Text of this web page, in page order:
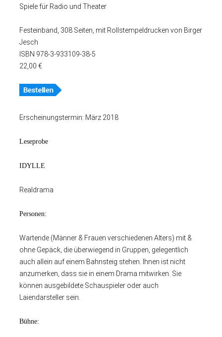
Spiele für Radio und Theater
Festeinband, 308 Seiten, mit Rollstempeldrucken von Birger
Jesch
ISBN 978-3-933109-38-5
22,00 €
Erscheinungstermin: März 2018
Leseprobe
IDYLLE
Realdrama
Personen:
Wartende (Männer & Frauen verschiedenen Alters) mit &
ohne Gepäck, die überwiegend in Gruppen, gelegentlich
auch allein auf einem Bahnsteig stehen. Ihnen ist nicht
anzumerken, dass sie in einem Drama mitwirken. Sie
können ausgebildete Schauspieler oder auch
Laiendarsteller sein.
Bühne: